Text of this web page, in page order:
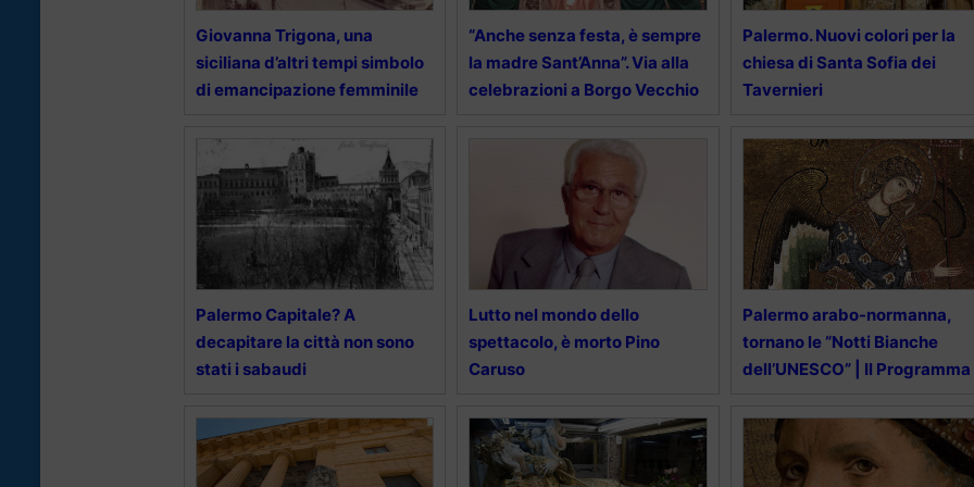
Giovanna Trigona, una
siciliana d’altri tempi simbolo
di emancipazione femminile
“Anche senza festa, è sempre
la madre Sant’Anna”. Via alla
celebrazioni a Borgo Vecchio
Palermo. Nuovi colori per la
chiesa di Santa Sofia dei
Tavernieri
Palermo Capitale? A
decapitare la città non sono
stati i sabaudi
Lutto nel mondo dello
spettacolo, è morto Pino
Caruso
Palermo arabo-normanna,
tornano le “Notti Bianche
dell’UNESCO” | Il Programma